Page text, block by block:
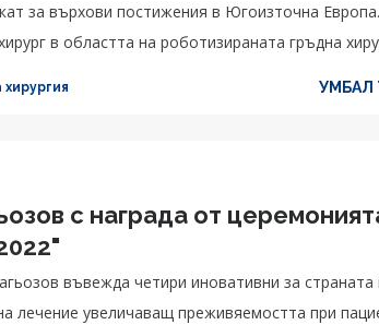
за върхови постижения в Югоизточна
в областта на роботизираната гръдна
УМБАЛ
с награда от
въвежда четири иновативни за страната
лечение увеличаващ преживяемостта при